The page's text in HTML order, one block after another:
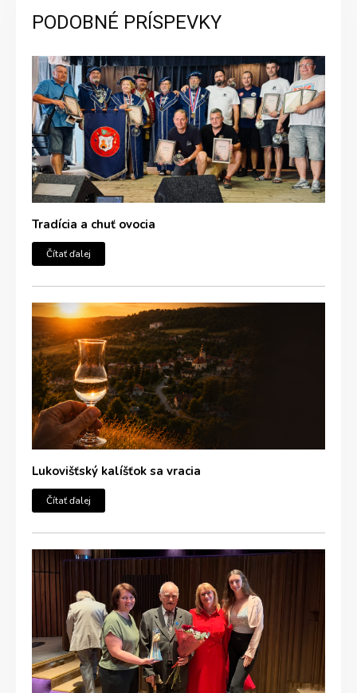
PODOBNÉ PRÍSPEVKY
Tradícia a chuť ovocia
Čítať ďalej
Lukovišťský kalíšťok sa vracia
Čítať ďalej